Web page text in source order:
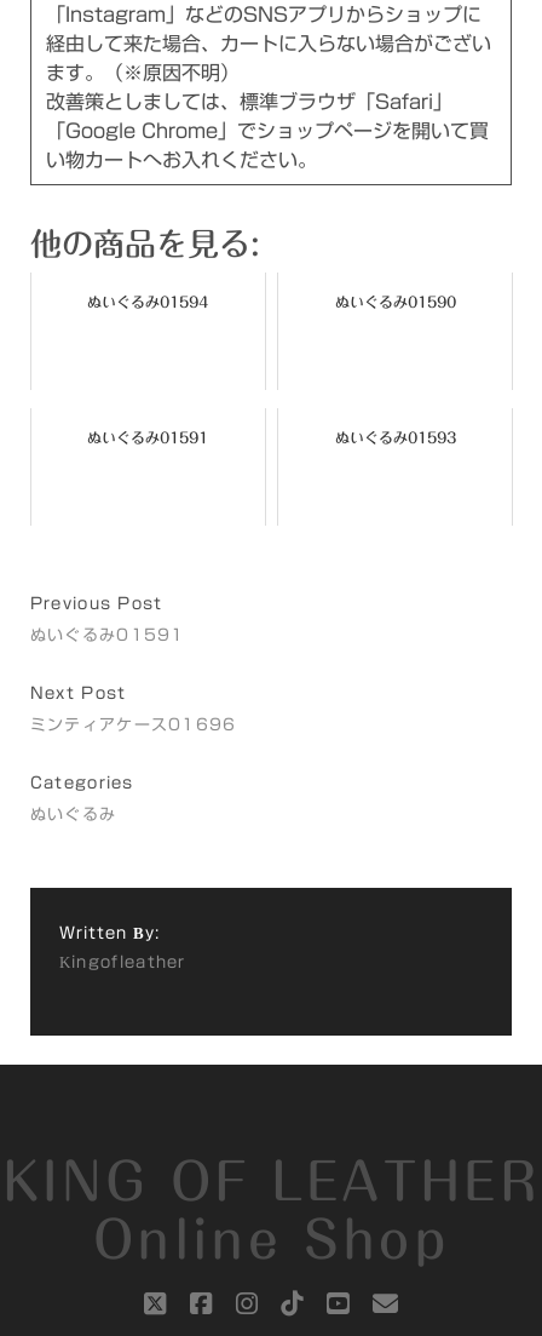
「Instagram」などのSNSアプリからショップに
経由して来た場合、カートに入らない場合がござい
ます。（※原因不明）
改善策としましては、標準ブラウザ「Safari」
「Google Chrome」でショップページを開いて買
い物カートへお入れください。
他の商品を見る:
ぬいぐるみ01594 ぬいぐるみ01590
ぬいぐるみ01591 ぬいぐるみ01593
Previous Post
ぬいぐるみ01591
Next Post
ミンティアケース01696
Categories
ぬいぐるみ
Written By:
Kingofleather
KING OF LEATHER
Online Shop
twitterfacebookinstagram
tiktokyoutube
email